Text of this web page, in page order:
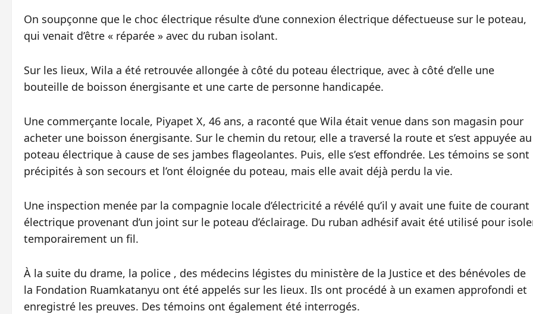
On soupçonne que le choc électrique résulte d’une connexion électrique défectueuse sur le poteau,
qui venait d’être « réparée » avec du ruban isolant.
Sur les lieux, Wila a été retrouvée allongée à côté du poteau électrique, avec à côté d’elle une
bouteille de boisson énergisante et une carte de personne handicapée.
Une commerçante locale, Piyapet X, 46 ans, a raconté que Wila était venue dans son magasin pour
acheter une boisson énergisante. Sur le chemin du retour, elle a traversé la route et s’est appuyée au
poteau électrique à cause de ses jambes flageolantes. Puis, elle s’est effondrée. Les témoins se sont
précipités à son secours et l’ont éloignée du poteau, mais elle avait déjà perdu la vie.
Une inspection menée par la compagnie locale d’électricité a révélé qu’il y avait une fuite de courant
électrique provenant d’un joint sur le poteau d’éclairage. Du ruban adhésif avait été utilisé pour
temporairement un fil.
À la suite du drame, la police , des médecins légistes du ministère de la Justice et des bénévoles de
la Fondation Ruamkatanyu ont été appelés sur les lieux. Ils ont procédé à un examen approfondi et
enregistré les preuves. Des témoins ont également été interrogés.